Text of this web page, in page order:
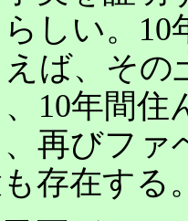
しい。10
ば、その
10年間
再びファ
存在する